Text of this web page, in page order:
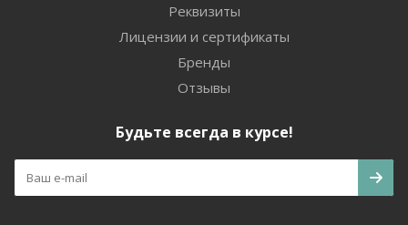
Реквизиты
Лицензии и сертификаты
Бренды
Отзывы
Будьте всегда в курсе!